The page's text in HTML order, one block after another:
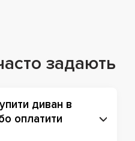
задають
диван в
оплатити